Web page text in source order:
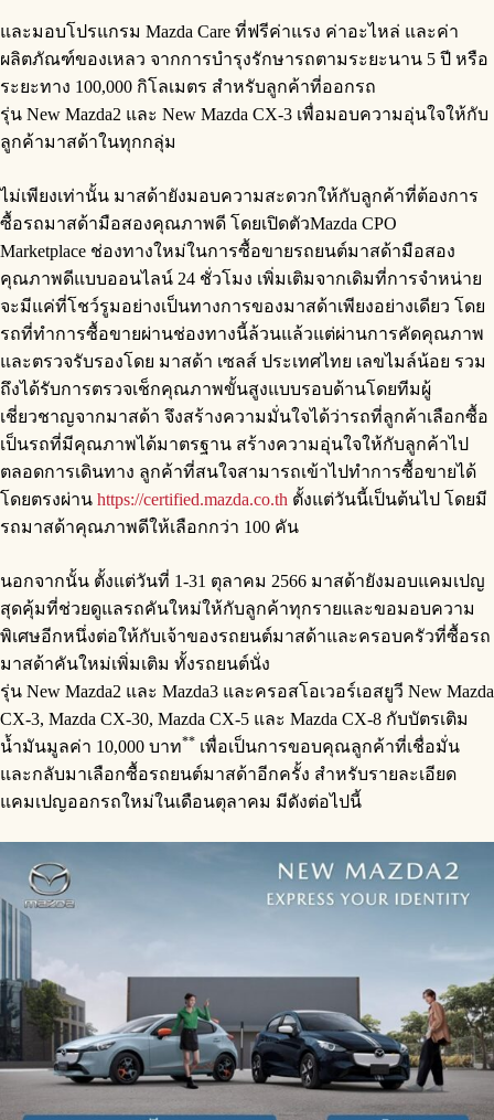
และมอบโปรแกรม Mazda Care ที่ฟรีค่าแรง ค่าอะไหล่ และค่า
ผลิตภัณฑ์ของเหลว จากการบำรุงรักษารถตามระยะนาน 5 ปี หรือ
ระยะทาง 100,000 กิโลเมตร สำหรับลูกค้าที่ออกรถ
รุ่น New Mazda2 และ New Mazda CX-3 เพื่อมอบความอุ่นใจให้กับ
ลูกค้ามาสด้าในทุกกลุ่ม
ไม่เพียงเท่านั้น มาสด้ายังมอบความสะดวกให้กับลูกค้าที่ต้องการ
ซื้อรถมาสด้ามือสองคุณภาพดี โดยเปิดตัวMazda CPO
Marketplace ช่องทางใหม่ในการซื้อขายรถยนต์มาสด้ามือสอง
คุณภาพดีแบบออนไลน์ 24 ชั่วโมง เพิ่มเติมจากเดิมที่การจำหน่าย
จะมีแค่ที่โชว์รูมอย่างเป็นทางการของมาสด้าเพียงอย่างเดียว โดย
รถที่ทำการซื้อขายผ่านช่องทางนี้ล้วนแล้วแต่ผ่านการคัดคุณภาพ
และตรวจรับรองโดย มาสด้า เซลส์ ประเทศไทย เลขไมล์น้อย รวม
ถึงได้รับการตรวจเช็กคุณภาพขั้นสูงแบบรอบด้านโดยทีมผู้
เชี่ยวชาญจากมาสด้า จึงสร้างความมั่นใจได้ว่ารถที่ลูกค้าเลือกซื้อ
เป็นรถที่มีคุณภาพได้มาตรฐาน สร้างความอุ่นใจให้กับลูกค้าไป
ตลอดการเดินทาง ลูกค้าที่สนใจสามารถเข้าไปทำการซื้อขายได้
โดยตรงผ่าน https://certified.mazda.co.th ตั้งแต่วันนี้เป็นต้นไป โดยมี
รถมาสด้าคุณภาพดีให้เลือกกว่า 100 คัน
นอกจากนั้น ตั้งแต่วันที่ 1-31 ตุลาคม 2566 มาสด้ายังมอบแคมเปญ
สุดคุ้มที่ช่วยดูแลรถคันใหม่ให้กับลูกค้าทุกรายและขอมอบความ
พิเศษอีกหนึ่งต่อให้กับเจ้าของรถยนต์มาสด้าและครอบครัวที่ซื้อรถ
มาสด้าคันใหม่เพิ่มเติม ทั้งรถยนต์นั่ง
รุ่น New Mazda2 และ Mazda3 และครอสโอเวอร์เอสยูวี New Mazda
CX-3, Mazda CX-30, Mazda CX-5 และ Mazda CX-8 กับบัตรเติม
น้ำมันมูลค่า 10,000 บาท** เพื่อเป็นการขอบคุณลูกค้าที่เชื่อมั่น
และกลับมาเลือกซื้อรถยนต์มาสด้าอีกครั้ง สำหรับรายละเอียด
แคมเปญออกรถใหม่ในเดือนตุลาคม มีดังต่อไปนี้